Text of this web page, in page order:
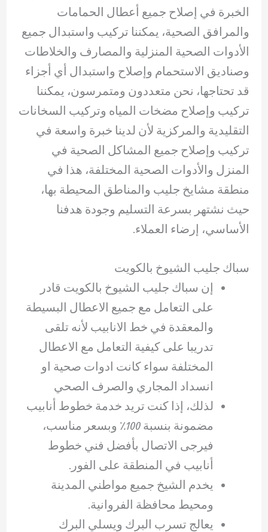
الخبرة في إصلاح جميع أعطال الحمامات
والمرافق الصحية، يمكننا تركيب واستبدال جميع
الأدوات الصحية المنزلية والمصارف والخلاطات
وصناديق الاستحمام وإصلاح واستبدال أي أجزاء
قد تحتاجها، نحن متعددون ومتمرسون، يمكننا
تركيب وإصلاح مضخات المياه وتركيب السخانات
التقليدية والمركزية لأن لدينا خبرة واسعة في
تركيب وإصلاح جميع المشاكل الصحية في
المنزل والأدوات الصحية المختلفة، هذا في
منطقة مشايخ جليب والمناطق المحيطة بها،
حيث نشتهر بسرعة التسليم وجودة هدفنا
الأساسي، إرضاء العملاء.
سباك جليب الشيوخ بالكويت
إن سباك جليب الشيوخ بالكويت قادر
على التعامل مع جميع الاعطال البسيطة
والمعقدة في خط الانابيب لأنه تلقى
تدريبا على كيفية التعامل مع الاعطال
المختلفة سواء كانت ادوات صحية او
انسداد المجاري والصرف الصحي
لذلك، إذا كنت تريد خدمة خطوط أنابيب
مضمونة بنسبة 100٪ وبسعر مناسب،
فيرجى الاتصال بأفضل فني خطوط
أنابيب في المنطقة على الفور.
يخدم الشيخ جميع مواطني المدينة
ومحيط محافظة الفروانية.
يعالج تسرب البرك ويسلي البرك